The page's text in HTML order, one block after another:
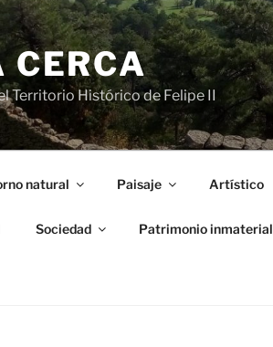
CERCA
Territorio Histórico de Felipe II
natural Paisaje Artístico
Sociedad Patrimonio inmaterial